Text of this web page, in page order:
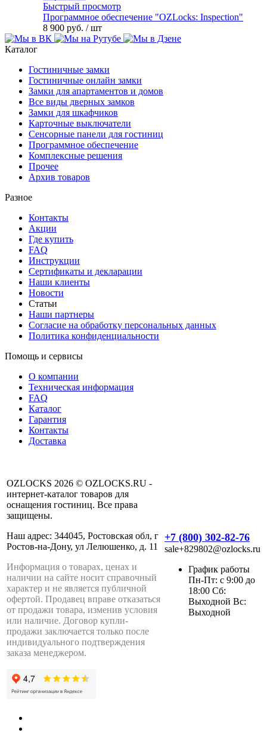
Быстрый просмотр
Программное обеспечение "OZLocks: Inspection"
8 900 руб. / шт
Каталог
Гостиничные замки
Гостиничные онлайн замки
Замки для апартаментов и домов
Все виды дверных замков
Замки для шкафчиков
Карточные выключатели
Сенсорные панели для гостиниц
Программное обеспечение
Комплексные решения
Прочее
Архив товаров
Разное
Контакты
Акции
Где купить
FAQ
Инструкции
Сертификаты и декларации
Наши клиенты
Новости
Статьи
Наши партнеры
Согласие на обработку персональных данных
Политика конфиденциальности
Помощь и сервисы
О компании
Техническая информация
FAQ
Каталог
Гарантия
Контакты
Доставка
OZLOCKS 2026 © OZLOCKS.RU -
интернет-каталог товаров для
оснащения гостиниц. Все права
защищены.
Наш адрес: 344045, Ростовская обл, г
Ростов-на-Дону, ул Лелюшенко, д. 11
Информация о товарах, ценах и
наличии на сайте носит справочный
характер и не является публичной
офертой. Продавец вправе отказаться
от продажи товара, изменив условия
или наличие. Договор купли-
продажи заключается только после
индивидуального подтверждения
заказа менеджером.
+7 (800) 302-82-76
sale+829802@ozlocks.ru
График работы
Пн-Пт: с 9:00 до
18:00 Сб:
Выходной Вс:
Выходной